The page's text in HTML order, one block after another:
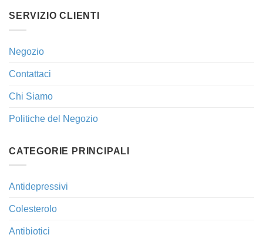
SERVIZIO CLIENTI
Negozio
Contattaci
Chi Siamo
Politiche del Negozio
CATEGORIE PRINCIPALI
Antidepressivi
Colesterolo
Antibiotici